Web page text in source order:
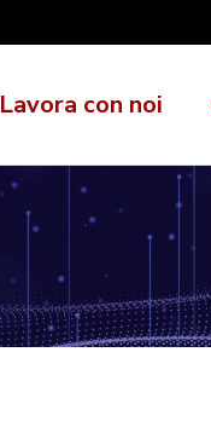
Lavora con noi